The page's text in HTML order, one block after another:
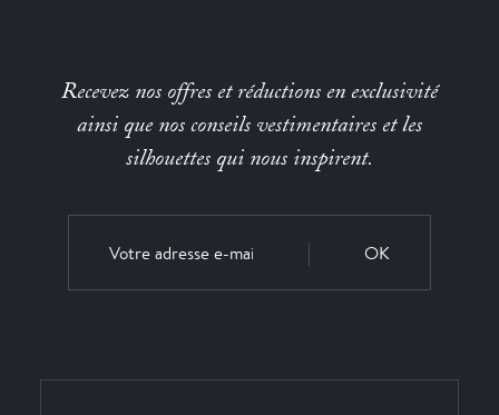
Recevez nos offres et réductions en exclusivité
ainsi que nos conseils vestimentaires et les
silhouettes qui nous inspirent.
OK